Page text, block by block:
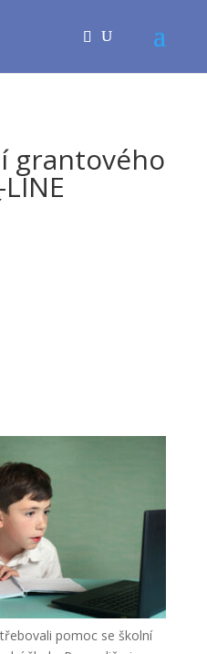
grantového
pomoc se školní